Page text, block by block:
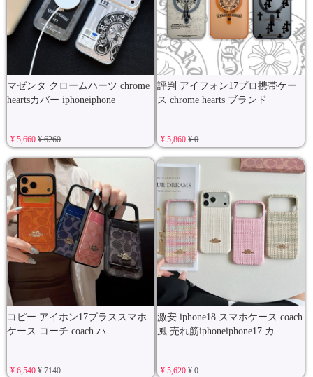
マゼンタ クロームハーツ chrome
heartsカバー iphoneiphone
¥ 5,660¥ 6260
評判 アイフォン17プロ携帯ケー
ス chrome hearts ブランド
¥ 5,860¥ 0
コピー アイホン17プラススマホ
ケース コーチ coach ハ
¥ 6,540¥ 7140
激安 iphone18 スマホケース coach
風 売れ筋iphoneiphone17 カ
¥ 5,620¥ 0